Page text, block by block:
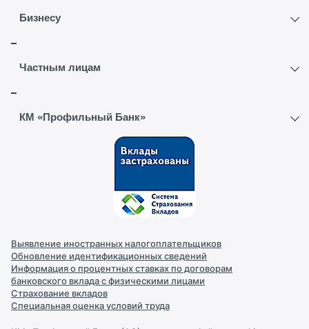
Бизнесу
Расчетный счет
Частным лицам
Вклады
КМ «Профильный Банк»
Новости
Документы и лицензии
Выявление иностранных налогоплательщиков
Обновление идентификационных сведений
Информация о процентных ставках по договорам
банковского вклада с физическими лицами
Страхование вкладов
Специальная оценка условий труда